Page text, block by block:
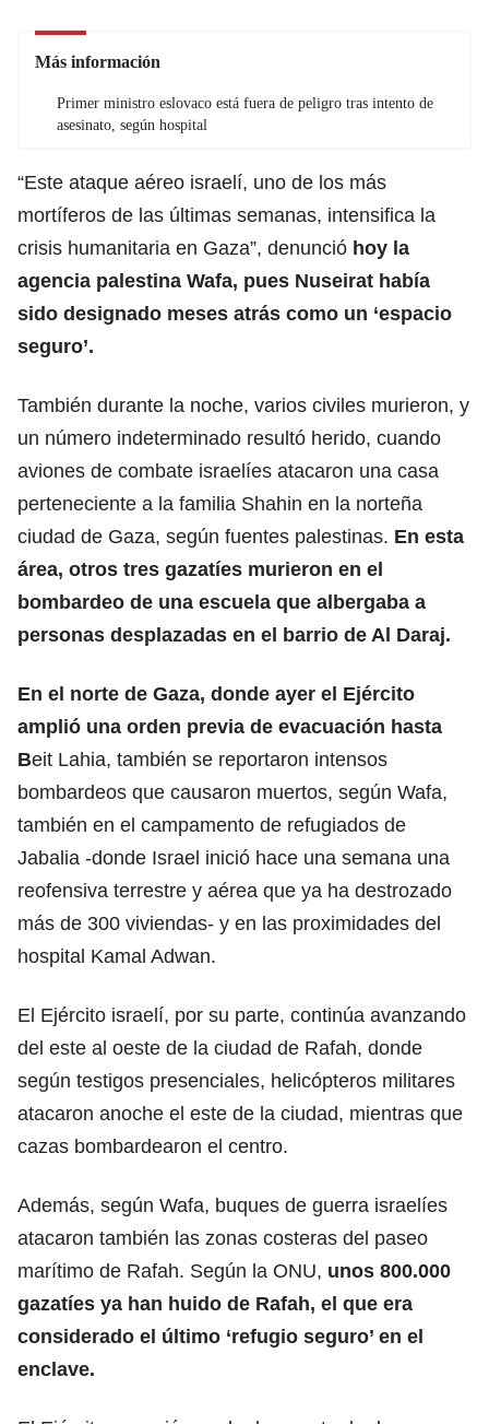
Más información
Primer ministro eslovaco está fuera de peligro tras intento de
asesinato, según hospital
“Este ataque aéreo israelí, uno de los más
mortíferos de las últimas semanas, intensifica la
crisis humanitaria en Gaza”, denunció hoy la
agencia palestina Wafa, pues Nuseirat había
sido designado meses atrás como un ‘espacio
seguro’.
También durante la noche, varios civiles murieron, y
un número indeterminado resultó herido, cuando
aviones de combate israelíes atacaron una casa
perteneciente a la familia Shahin en la norteña
ciudad de Gaza, según fuentes palestinas. En esta
área, otros tres gazatíes murieron en el
bombardeo de una escuela que albergaba a
personas desplazadas en el barrio de Al Daraj.
En el norte de Gaza, donde ayer el Ejército
amplió una orden previa de evacuación hasta
Beit Lahia, también se reportaron intensos
bombardeos que causaron muertos, según Wafa,
también en el campamento de refugiados de
Jabalia -donde Israel inició hace una semana una
reofensiva terrestre y aérea que ya ha destrozado
más de 300 viviendas- y en las proximidades del
hospital Kamal Adwan.
El Ejército israelí, por su parte, continúa avanzando
del este al oeste de la ciudad de Rafah, donde
según testigos presenciales, helicópteros militares
atacaron anoche el este de la ciudad, mientras que
cazas bombardearon el centro.
Además, según Wafa, buques de guerra israelíes
atacaron también las zonas costeras del paseo
marítimo de Rafah. Según la ONU, unos 800.000
gazatíes ya han huido de Rafah, el que era
considerado el último ‘refugio seguro’ en el
enclave.